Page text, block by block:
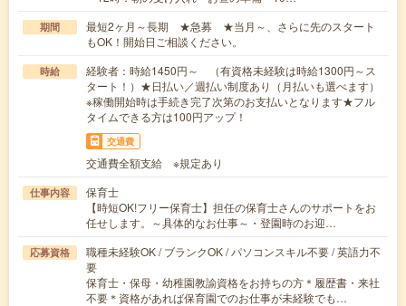
期間
最短2ヶ月～長期 ★急募 ★当月～、さらに先のスタート
もOK！開始日ご相談ください。
時給
経験者：時給1450円～ （有資格未経験は時給1300円～ス
タート！）★日払い／週払い制度あり（月払いも選べます）
※稼働開始時は手続き完了次第のお支払いとなります★フル
タイムできる方は100円アップ！
交通費
交通費全額支給 ※規定あり
仕事内容
保育士
【時短OK!フリー保育士】担任の保育士さんのサポートをお
任せします。～具体的なお仕事～・登園時のお迎…
応募資格
職種未経験OK / ブランクOK / パソコンスキル不要 / 英語力不
要
保育士・保母・幼稚園教諭資格をお持ちの方＊履歴書・来社
不要＊資格があれば保育園でのお仕事が未経験でも…